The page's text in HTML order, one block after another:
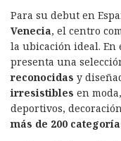
Para su debut en
Venecia, el centro
la ubicación ideal. En
presenta una
reconocidas y
irresistibles en
deportivos,
más de 200